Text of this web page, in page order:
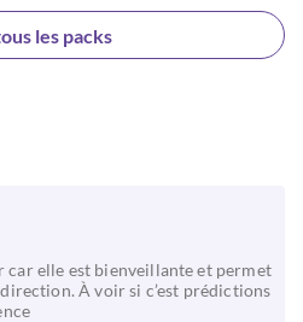
Choisir
les packs
car elle est bienveillante et permet
À voir si c’est prédictions